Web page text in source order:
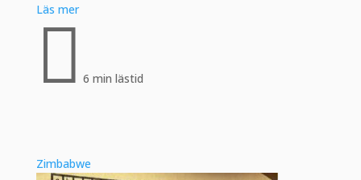
Läs mer
 6 min lästid
Zimbabwe